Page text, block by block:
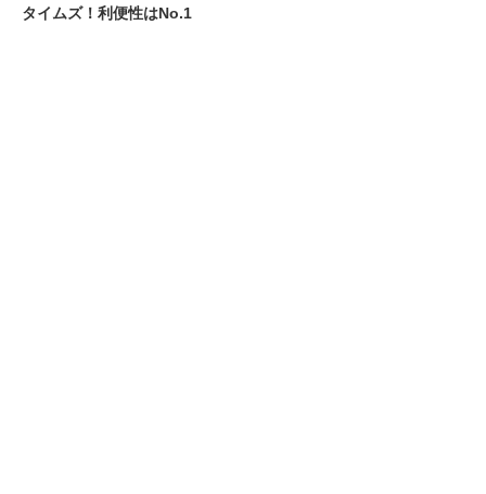
タイムズ！利便性はNo.1